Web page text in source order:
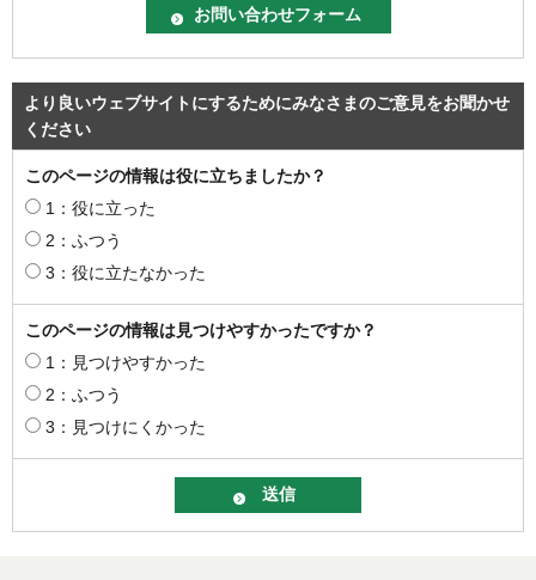
より良いウェブサイトにするためにみなさまのご意見をお聞かせ
ください
このページの情報は役に立ちましたか？
1：役に立った
2：ふつう
3：役に立たなかった
このページの情報は見つけやすかったですか？
1：見つけやすかった
2：ふつう
3：見つけにくかった